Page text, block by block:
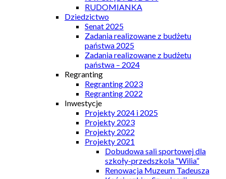
RUDOMIANKA
Dziedzictwo
Senat 2025
Zadania realizowane z budżetu
państwa 2025
Zadania realizowane z budżetu
państwa – 2024
Regranting
Regranting 2023
Regranting 2022
Inwestycje
Projekty 2024 i 2025
Projekty 2023
Projekty 2022
Projekty 2021
Dobudowa sali sportowej dla
szkoły-przedszkola “Wilia”
Renowacja Muzeum Tadeusza